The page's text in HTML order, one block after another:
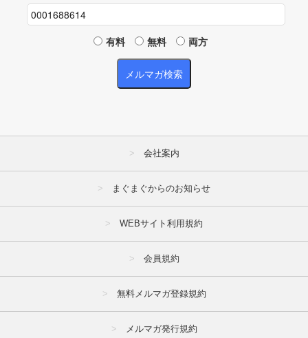
有料 無料 両方
会社案内
まぐまぐからのお知らせ
WEBサイト利用規約
会員規約
無料メルマガ登録規約
メルマガ発行規約